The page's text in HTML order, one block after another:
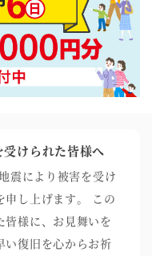
けられた皆様へ
震により被害を受け
申し上げます。 この
皆様に、お見舞いを
い復旧を心からお祈